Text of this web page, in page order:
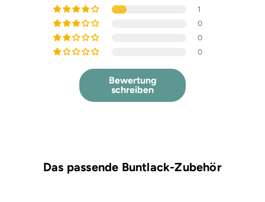
1
0
0
0
Bewertung
schreiben
Das passende Buntlack-Zubehör